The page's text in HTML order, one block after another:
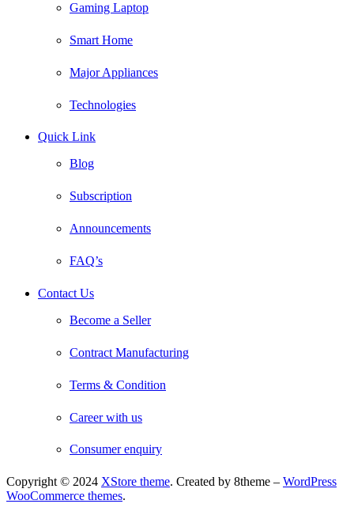
Gaming Laptop
Smart Home
Major Appliances
Technologies
Quick Link
Blog
Subscription
Announcements
FAQ’s
Contact Us
Become a Seller
Contract Manufacturing
Terms & Condition
Career with us
Consumer enquiry
Copyright © 2024 XStore theme. Created by 8theme – WordPress
WooCommerce themes.